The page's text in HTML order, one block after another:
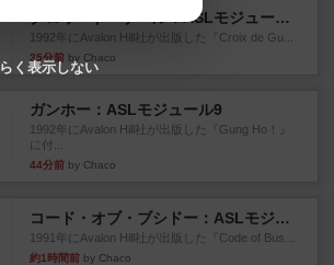
クロワ・ド・ゲール：ASLモジュール10
1992年にAvalon Hill社が出版した『Croix de Gu...
35分前 by Chaco
ガンホー：ASLモジュール9
1992年にAvalon Hill社が出版した『Gung Ho！』
に付...
44分前 by Chaco
コード・オブ・ブシドー：ASLモジュール8
1991年にAvalon Hill社が出版した『Code of Bus...
約1時間前 by Chaco
く表示しない